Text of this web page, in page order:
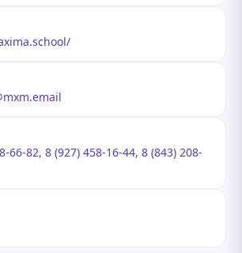
66-82, 8 (927) 458-16-44, 8 (843) 208-